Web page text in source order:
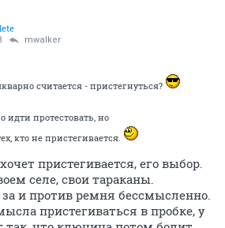
mwalker
считается - пристегнуться?
идти протестовать, но
кто не пристегивается.
пристегивается, его выбор.
селе, свои тараканы.
и против ремня бессмысленно.
пристегиваться в пробке, у